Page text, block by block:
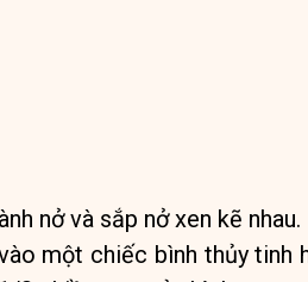
nở và sắp nở xen kẽ nhau.
một chiếc bình thủy